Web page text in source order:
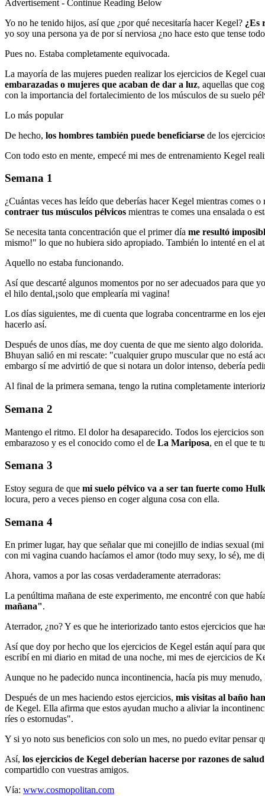
Advertisement - Continue Reading Below
Yo no he tenido hijos, así que ¿por qué necesitaría hacer Kegel? ¿Es
yo soy una persona ya de por sí nerviosa ¿no hace esto que tense
Pues no. Estaba completamente equivocada.
La mayoría de las mujeres pueden realizar los ejercicios de Kegel
embarazadas o mujeres que acaban de dar a luz, aquellas que
con la importancia del fortalecimiento de los músculos de su suelo
Lo más popular
De hecho, los hombres también puede beneficiarse de los
Con todo esto en mente, empecé mi mes de entrenamiento Kegel
Semana 1
¿Cuántas veces has leído que deberías hacer Kegel mientras comes
contraer tus músculos pélvicos mientras te comes una ensalada o
Se necesita tanta concentración que el primer día me resultó
mismo!" lo que no hubiera sido apropiado. También lo intenté en el
Aquello no estaba funcionando.
Así que descarté algunos momentos por no ser adecuados para
el hilo dental,¡solo que emplearía mi vagina!
Los días siguientes, me di cuenta que lograba concentrarme en los
hacerlo así.
Después de unos días, me doy cuenta de que me siento algo
Bhuyan salió en mi rescate: "cualquier grupo muscular que no está
embargo sí me advirtió de que si notara un dolor intenso, debería
Al final de la primera semana, tengo la rutina completamente
Semana 2
Mantengo el ritmo. El dolor ha desaparecido. Todos los ejercicios
embarazoso y es el conocido como el de La Mariposa, en el que te
Semana 3
Estoy segura de que mi suelo pélvico va a ser tan fuerte como Hulk
locura, pero a veces pienso en coger alguna cosa con ella.
Semana 4
En primer lugar, hay que señalar que mi conejillo de indias sexual
con mi vagina cuando hacíamos el amor (todo muy sexy, lo sé), me
Ahora, vamos a por las cosas verdaderamente aterradoras:
La penúltima mañana de este experimento, me encontré con que
mañana".
Aterrador, ¿no? Y es que he interiorizado tanto estos ejercicios que
Así que doy por hecho que los ejercicios de Kegel están aquí para
escribí en mi diario en mitad de una noche, mi mes de ejercicios de
Aunque no he padecido nunca incontinencia, hacía pis muy
Después de un mes haciendo estos ejercicios, mis visitas al baño
de Kegel. Ella afirma que estos ayudan mucho a aliviar la
ríes o estornudas".
Y si yo noto sus beneficios con solo un mes, no puedo evitar pensar
Así, los ejercicios de Kegel deberían hacerse por razones de salud
compartidlo con vuestras amigos.
Vía: www.cosmopolitan.com